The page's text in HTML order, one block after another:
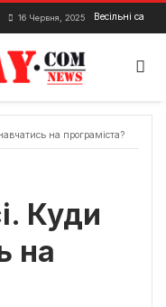
16 Червня, 2025 Весільні
на програміста?
Куди
на